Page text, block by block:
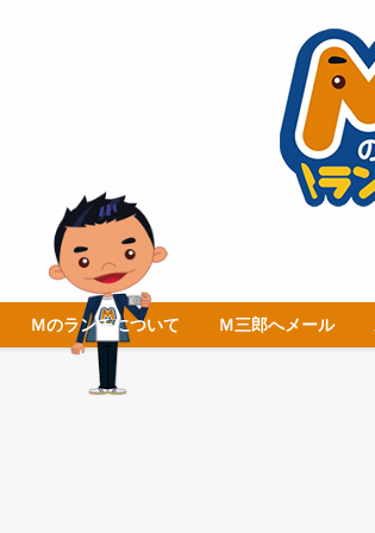
Ｍのランチについて Ｍ三郎へメール